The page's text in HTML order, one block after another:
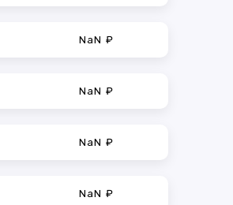
NaN ₽
NaN ₽
NaN ₽
NaN ₽